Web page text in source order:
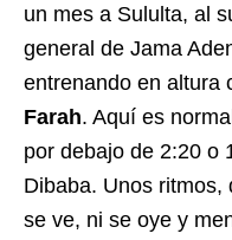
un mes a Sululta, al
general de Jama
entrenando en altura
Farah. Aquí es
por debajo de 2:20 o
Dibaba. Unos ritmos,
se ve, ni se oye y